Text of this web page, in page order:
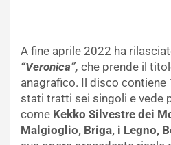
A fine aprile 2022 ha
“Veronica”, che prende il
anagrafico. Il disco contiene
stati tratti sei singoli e vede
come Kekko Silvestre dei
Malgioglio, Briga, i Legno,